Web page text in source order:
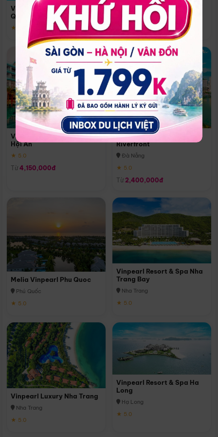
Vinpearl Resort & Spa Phu
Quoc
★ 5.0
Quoc
Phú Quốc
★ 5.0
Vinpearl Resort & Golf Nam
Hội An
★ 5.0
Từ 4,150,000đ
Melia Vinpearl Danang
Riverfront
Đà Nẵng
★ 5.0
Từ 2,400,000đ
Melia Vinpearl Phu Quoc
Phú Quốc
★ 5.0
Vinpearl Resort & Spa Nha
Trang Bay
Nha Trang
★ 5.0
Vinpearl Luxury Nha Trang
Nha Trang
★ 5.0
Vinpearl Resort & Spa Ha
Long
Hạ Long
★ 5.0